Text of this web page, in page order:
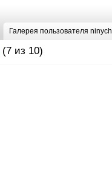
Галерея пользователя ninych
(7 из 10)